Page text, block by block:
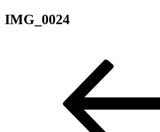
IMG_0024
Indlægsnavigation